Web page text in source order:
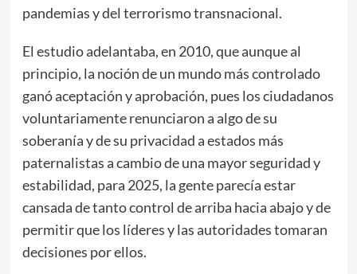
pandemias y del terrorismo transnacional.
El estudio adelantaba, en 2010, que aunque al
principio, la noción de un mundo más controlado
ganó aceptación y aprobación, pues los ciudadanos
voluntariamente renunciaron a algo de su
soberanía y de su privacidad a estados más
paternalistas a cambio de una mayor seguridad y
estabilidad, para 2025, la gente parecía estar
cansada de tanto control de arriba hacia abajo y de
permitir que los líderes y las autoridades tomaran
decisiones por ellos.